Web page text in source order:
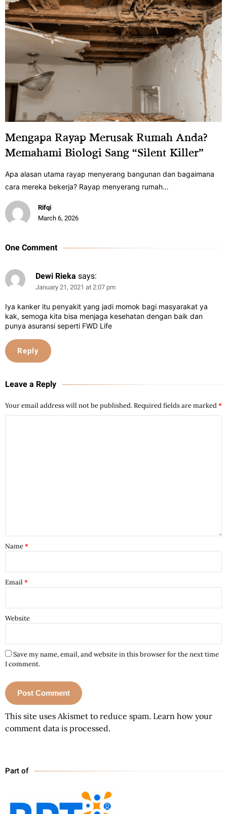
Mengapa Rayap Merusak Rumah Anda?
Memahami Biologi Sang “Silent Killer”
Apa alasan utama rayap menyerang bangunan dan bagaimana
cara mereka bekerja? Rayap menyerang rumah…
Rifqi
March 6, 2026
One Comment
Dewi Rieka says:
January 21, 2021 at 2:07 pm
Iya kanker itu penyakit yang jadi momok bagi masyarakat ya
kak, semoga kita bisa menjaga kesehatan dengan baik dan
punya asuransi seperti FWD Life
Reply
Leave a Reply
Your email address will not be published.Required fields are marked*
Name*
Email *
Website
Save my name, email, and website in this browser for the next time
I comment.
This site uses Akismet to reduce spam. Learn how your
comment data is processed.
Part of